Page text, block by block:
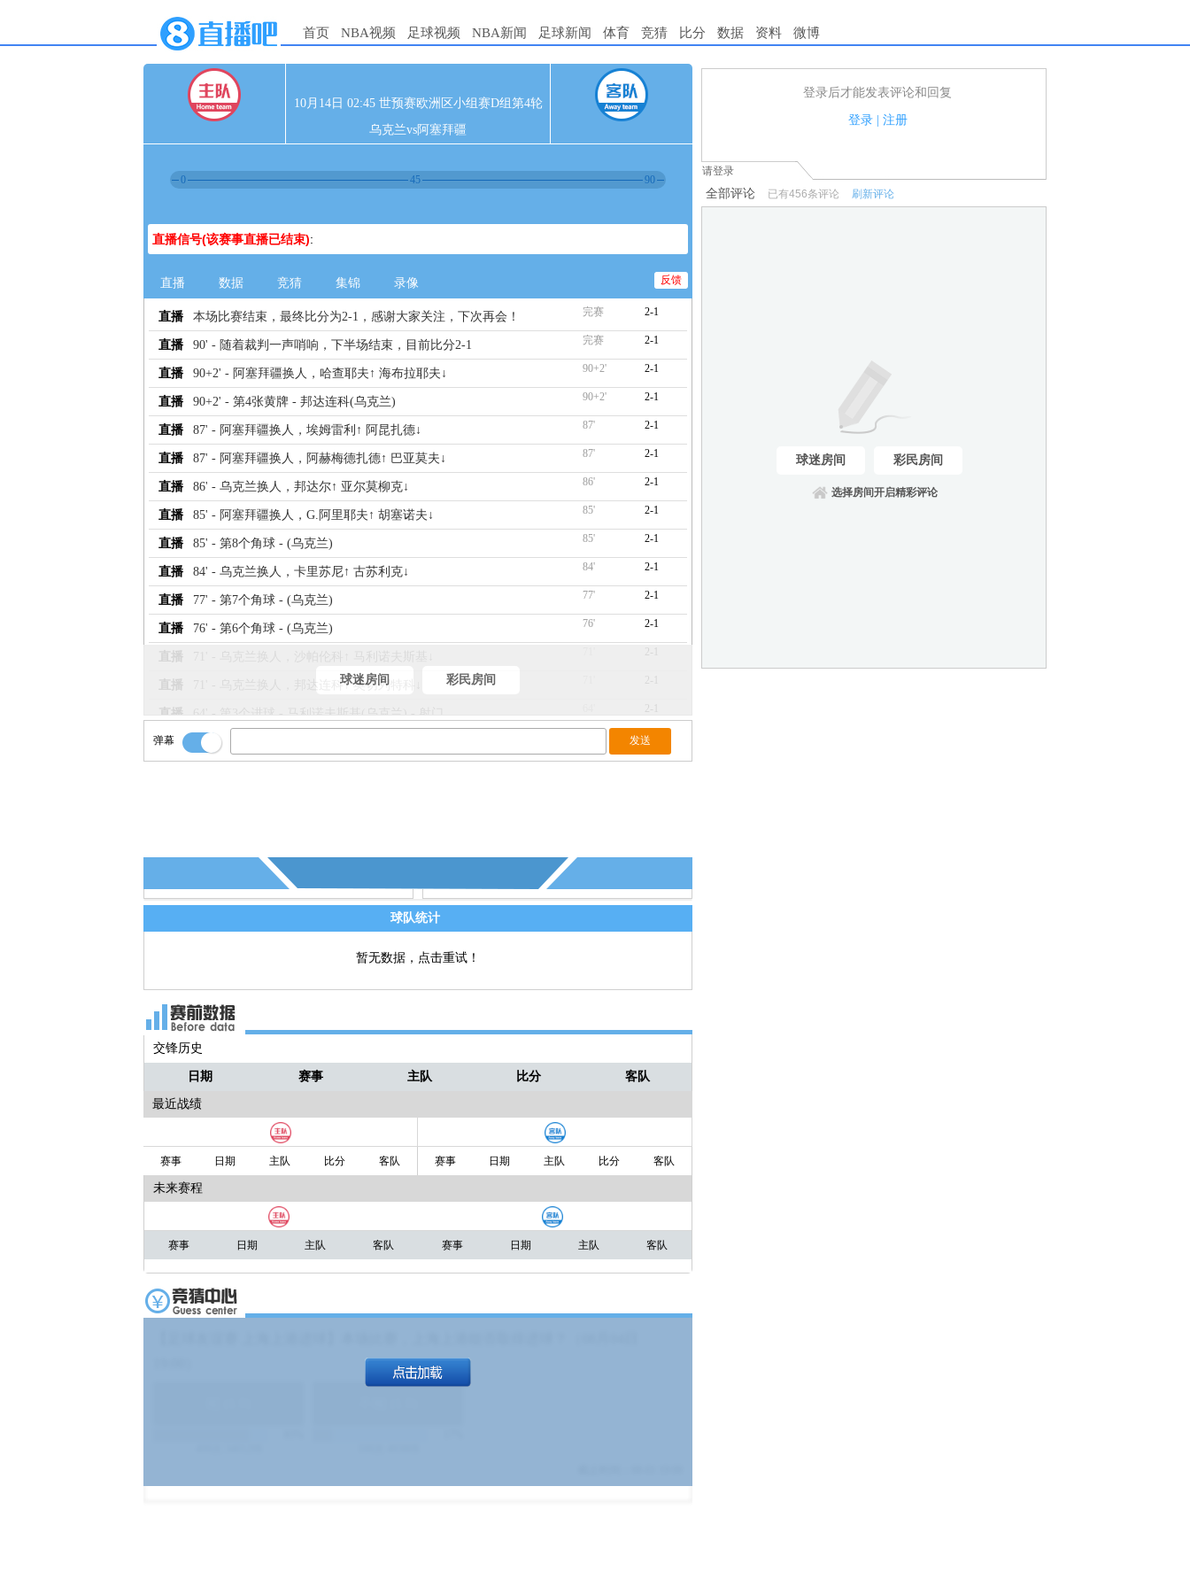
首页 NBA视频 足球视频 NBA新闻 足球新闻 体育 竞猜 比分 数据 资料 微博
10月14日 02:45 世预赛欧洲区小组赛D组第4轮
乌克兰vs阿塞拜疆
0 45 90
直播信号(该赛事直播已结束):
直播 数据 竞猜 集锦 录像 反馈
直播 本场比赛结束，最终比分为2-1，感谢大家关注，下次再会！ 完赛 2-1
直播 90' - 随着裁判一声哨响，下半场结束，目前比分2-1 完赛 2-1
直播 90+2' - 阿塞拜疆换人，哈查耶夫↑ 海布拉耶夫↓ 90+2' 2-1
直播 90+2' - 第4张黄牌 - 邦达连科(乌克兰) 90+2' 2-1
直播 87' - 阿塞拜疆换人，埃姆雷利↑ 阿昆扎德↓ 87' 2-1
直播 87' - 阿塞拜疆换人，阿赫梅德扎德↑ 巴亚莫夫↓ 87' 2-1
直播 86' - 乌克兰换人，邦达尔↑ 亚尔莫柳克↓ 86' 2-1
直播 85' - 阿塞拜疆换人，G.阿里耶夫↑ 胡塞诺夫↓ 85' 2-1
直播 85' - 第8个角球 - (乌克兰) 85' 2-1
直播 84' - 乌克兰换人，卡里苏尼↑ 古苏利克↓ 84' 2-1
直播 77' - 第7个角球 - (乌克兰) 77' 2-1
直播 76' - 第6个角球 - (乌克兰) 76' 2-1
直播 2-1
直播 71' - 乌克兰换人，邦达连科↑ 奥切列特科↓ 2-1
直播 64' - 第3个进球 - 马利诺夫斯基(乌克兰) - 射门 2-1
直播 61' - 阿塞拜疆换人，库班利↑ 努里耶夫↓ 2-1
球迷房间 彩民房间
弹幕
球队统计
暂无数据，点击重试！
交锋历史
日期 赛事 主队 比分 客队
最近战绩
赛事 日期 主队 比分 客队 赛事 日期 主队 比分 客队
未来赛程
赛事 日期 主队 客队 赛事 日期 主队 客队
登录后才能发表评论和回复
登录| 注册
1.电脑端新用户可以发表评论了！
请登录
全部评论 已有456条评论 刷新评论
球迷房间 彩民房间
选择房间开启精彩评论